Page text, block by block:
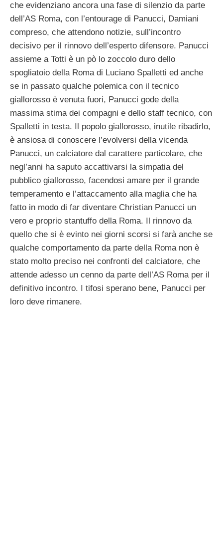
che evidenziano ancora una fase di silenzio da parte
dell’AS Roma, con l’entourage di Panucci, Damiani
compreso, che attendono notizie, sull’incontro
decisivo per il rinnovo dell’esperto difensore. Panucci
assieme a Totti è un pò lo zoccolo duro dello
spogliatoio della Roma di Luciano Spalletti ed anche
se in passato qualche polemica con il tecnico
giallorosso è venuta fuori, Panucci gode della
massima stima dei compagni e dello staff tecnico, con
Spalletti in testa. Il popolo giallorosso, inutile ribadirlo,
è ansiosa di conoscere l’evolversi della vicenda
Panucci, un calciatore dal carattere particolare, che
negl’anni ha saputo accattivarsi la simpatia del
pubblico giallorosso, facendosi amare per il grande
temperamento e l’attaccamento alla maglia che ha
fatto in modo di far diventare Christian Panucci un
vero e proprio stantuffo della Roma. Il rinnovo da
quello che si è evinto nei giorni scorsi si farà anche se
qualche comportamento da parte della Roma non è
stato molto preciso nei confronti del calciatore, che
attende adesso un cenno da parte dell’AS Roma per il
definitivo incontro. I tifosi sperano bene, Panucci per
loro deve rimanere.